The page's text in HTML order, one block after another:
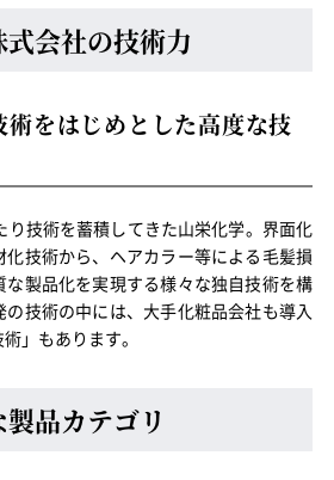
会社の技術力
をはじめとした高度な技
り技術を蓄積してきた山栄化学。界面化
技術から、ヘアカラー等による毛髪損
製品化を実現する様々な独自技術を構
技術の中には、大手化粧品会社も導入
」もあります。
品カテゴリ